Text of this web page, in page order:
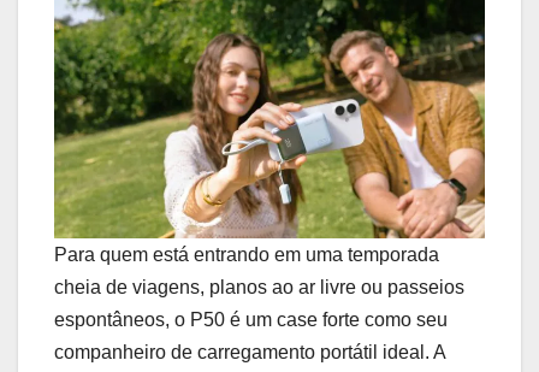
Para quem está entrando em uma temporada
cheia de viagens, planos ao ar livre ou passeios
espontâneos, o P50 é um case forte como seu
companheiro de carregamento portátil ideal. A